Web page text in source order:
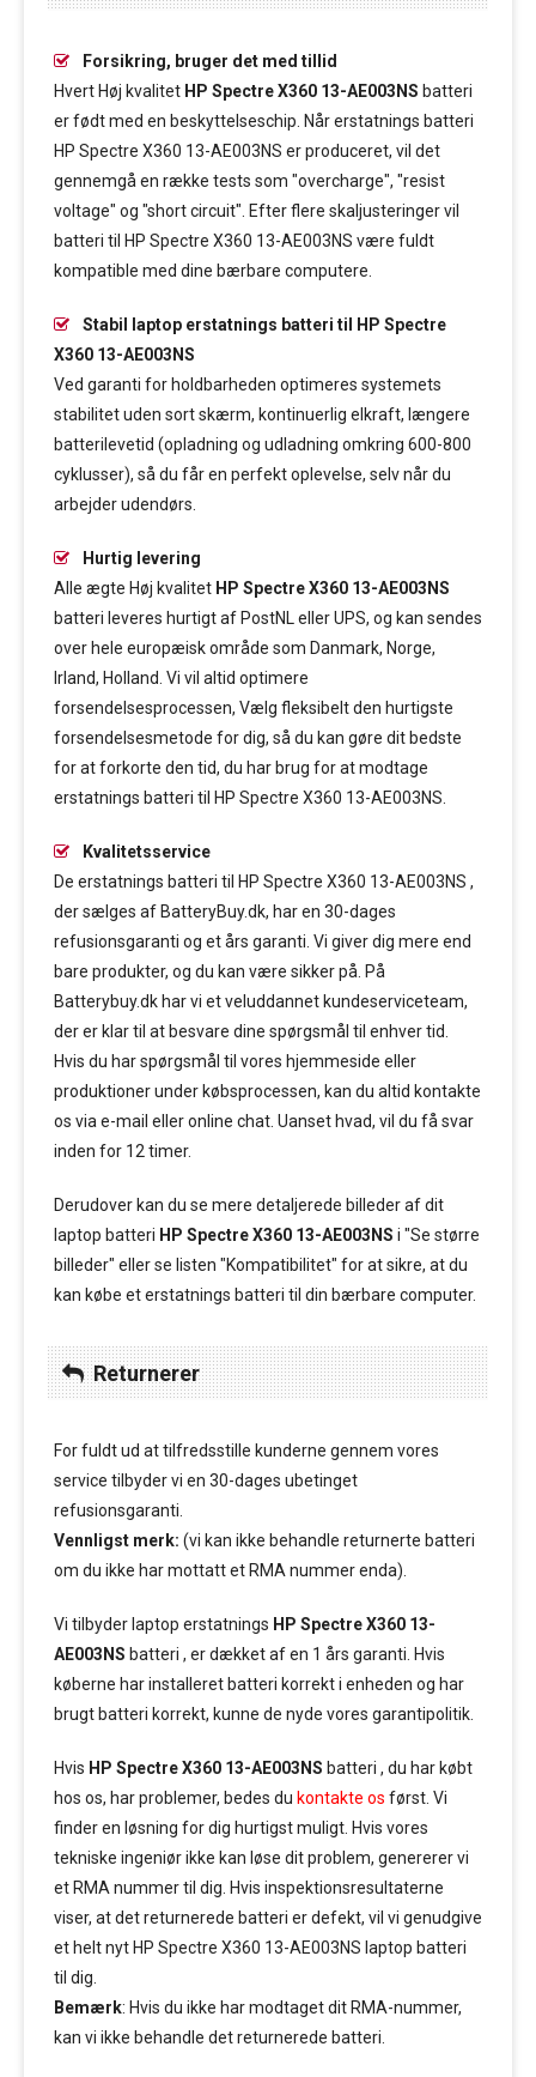
Forsikring, bruger det med tillid
Hvert Høj kvalitet HP Spectre X360 13-AE003NS batteri
er født med en beskyttelseschip. Når erstatnings batteri
HP Spectre X360 13-AE003NS er produceret, vil det
gennemgå en række tests som "overcharge", "resist
voltage" og "short circuit". Efter flere skaljusteringer vil
batteri til HP Spectre X360 13-AE003NS være fuldt
kompatible med dine bærbare computere.
Stabil laptop erstatnings batteri til HP Spectre
X360 13-AE003NS
Ved garanti for holdbarheden optimeres systemets
stabilitet uden sort skærm, kontinuerlig elkraft, længere
batterilevetid (opladning og udladning omkring 600-800
cyklusser), så du får en perfekt oplevelse, selv når du
arbejder udendørs.
Hurtig levering
Alle ægte Høj kvalitet HP Spectre X360 13-AE003NS
batteri leveres hurtigt af PostNL eller UPS, og kan sendes
over hele europæisk område som Danmark, Norge,
Irland, Holland. Vi vil altid optimere
forsendelsesprocessen, Vælg fleksibelt den hurtigste
forsendelsesmetode for dig, så du kan gøre dit bedste
for at forkorte den tid, du har brug for at modtage
erstatnings batteri til HP Spectre X360 13-AE003NS.
Kvalitetsservice
De erstatnings batteri til HP Spectre X360 13-AE003NS ,
der sælges af BatteryBuy.dk, har en 30-dages
refusionsgaranti og et års garanti. Vi giver dig mere end
bare produkter, og du kan være sikker på. På
Batterybuy.dk har vi et veluddannet kundeserviceteam,
der er klar til at besvare dine spørgsmål til enhver tid.
Hvis du har spørgsmål til vores hjemmeside eller
produktioner under købsprocessen, kan du altid kontakte
os via e-mail eller online chat. Uanset hvad, vil du få svar
inden for 12 timer.
Derudover kan du se mere detaljerede billeder af dit
laptop batteri HP Spectre X360 13-AE003NS i "Se større
billeder" eller se listen "Kompatibilitet" for at sikre, at du
kan købe et erstatnings batteri til din bærbare computer.
Returnerer
For fuldt ud at tilfredsstille kunderne gennem vores
service tilbyder vi en 30-dages ubetinget
refusionsgaranti.
Vennligst merk: (vi kan ikke behandle returnerte batteri
om du ikke har mottatt et RMA nummer enda).
Vi tilbyder laptop erstatnings HP Spectre X360 13-
AE003NS batteri , er dækket af en 1 års garanti. Hvis
køberne har installeret batteri korrekt i enheden og har
brugt batteri korrekt, kunne de nyde vores garantipolitik.
Hvis HP Spectre X360 13-AE003NS batteri , du har købt
hos os, har problemer, bedes du kontakte os først. Vi
finder en løsning for dig hurtigst muligt. Hvis vores
tekniske ingeniør ikke kan løse dit problem, genererer vi
et RMA nummer til dig. Hvis inspektionsresultaterne
viser, at det returnerede batteri er defekt, vil vi genudgive
et helt nyt HP Spectre X360 13-AE003NS laptop batteri
til dig.
Bemærk: Hvis du ikke har modtaget dit RMA-nummer,
kan vi ikke behandle det returnerede batteri.